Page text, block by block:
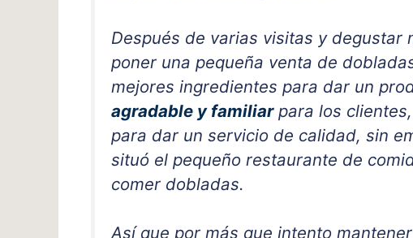
Después de varias visitas y degustar
poner una pequeña venta de
mejores ingredientes para dar un
agradable y familiarpara los
para dar un servicio de calidad, sin
situó el pequeño restaurante de
comer dobladas.
Así que por más que intento